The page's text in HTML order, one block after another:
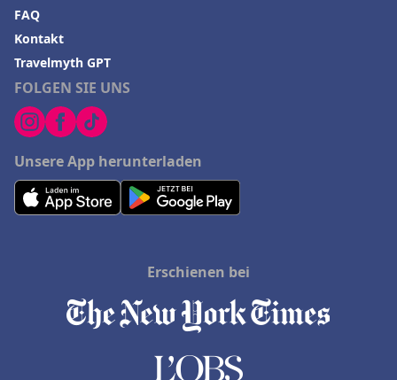
FOLGEN SIE UNS
Unsere App herunterladen
FAQ
Kontakt
Travelmyth GPT
Erschienen bei